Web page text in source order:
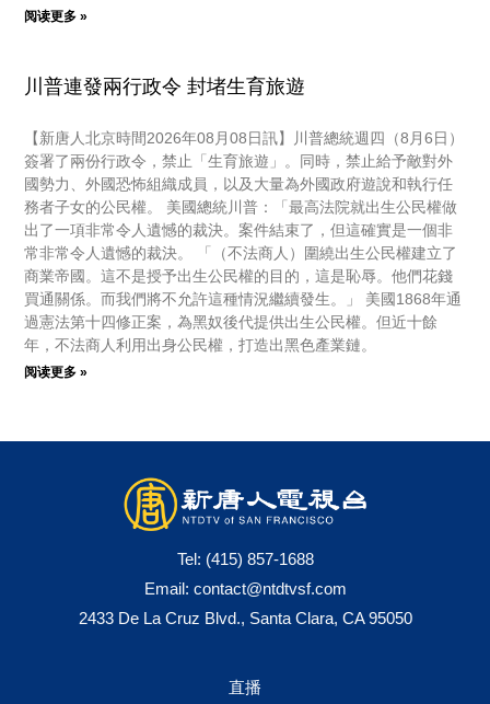
阅读更多 »
川普連發兩行政令 封堵生育旅遊
【新唐人北京時間2026年08月08日訊】川普總統週四（8月6日）
簽署了兩份行政令，禁止「生育旅遊」。同時，禁止給予敵對外
國勢力、外國恐怖組織成員，以及大量為外國政府遊說和執行任
務者子女的公民權。 美國總統川普：「最高法院就出生公民權做
出了一項非常令人遺憾的裁決。案件結束了，但這確實是一個非
常非常令人遺憾的裁決。 「（不法商人）圍繞出生公民權建立了
商業帝國。這不是授予出生公民權的目的，這是恥辱。他們花錢
買通關係。而我們將不允許這種情況繼續發生。」 美國1868年通
過憲法第十四修正案，為黑奴後代提供出生公民權。但近十餘
年，不法商人利用出身公民權，打造出黑色產業鏈。
阅读更多 »
Tel: (415) 857-1688
Email: contact@ntdtvsf.com
2433 De La Cruz Blvd., Santa Clara, CA 95050
直播